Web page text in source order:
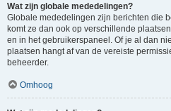
Wat zijn globale mededelingen?
Globale mededelingen zijn berichten die
komt ze dan ook op verschillende
en in het gebruikerspaneel. Of je al dan
plaatsen hangt af van de vereiste
beheerder.
Omhoog